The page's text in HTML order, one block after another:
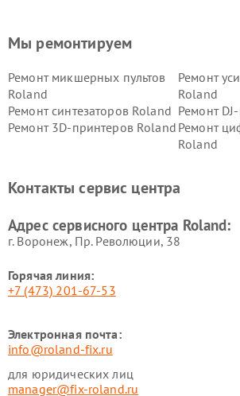
Мы ремонтируем
Ремонт микшерных пультов
Roland
Ремонт
Roland
Ремонт синтезаторов Roland Ремонт
Ремонт 3D-принтеров Roland Ремонт
Roland
Контакты сервис центра
Адрес сервисного центра Roland:
г. Воронеж, Пр. Революции, 38
Горячая линия:
+7 (473) 201-67-53
Электронная почта:
info@roland-fix.ru
для юридических лиц
manager@fix-roland.ru